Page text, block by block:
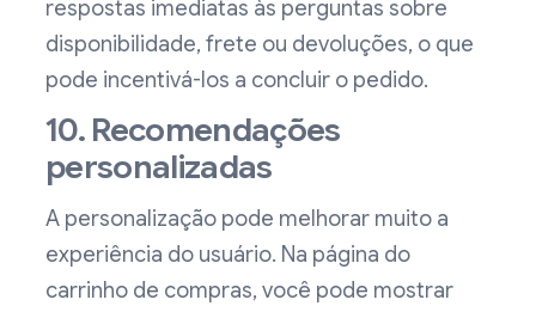
respostas imediatas às perguntas sobre
disponibilidade, frete ou devoluções, o que
pode incentivá-los a concluir o pedido.
10. Recomendações
personalizadas
A personalização pode melhorar muito a
experiência do usuário. Na página do
carrinho de compras, você pode mostrar